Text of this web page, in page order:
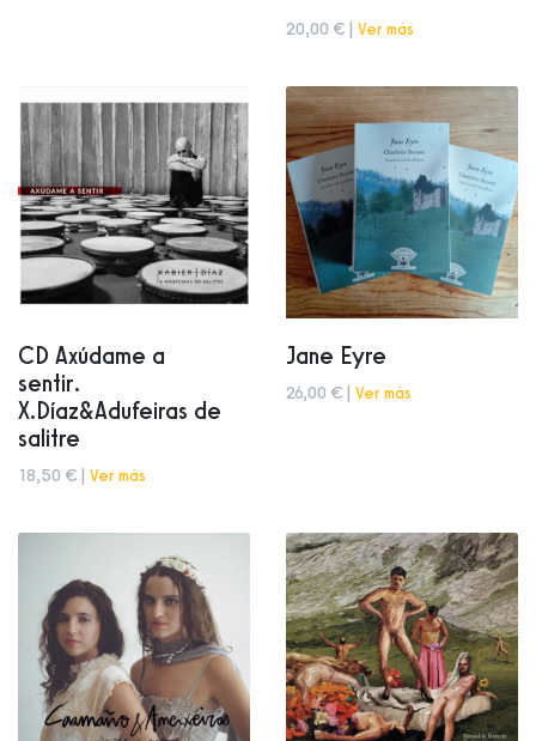
20,00 € | Ver más
CD Axúdame a
sentir.
X.Díaz&Adufeiras de
salitre
18,50 € | Ver más
Jane Eyre
26,00 € | Ver más